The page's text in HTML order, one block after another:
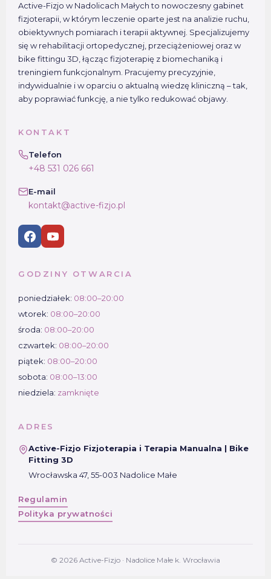
Active-Fizjo w Nadolicach Małych to nowoczesny gabinet
fizjoterapii, w którym leczenie oparte jest na analizie ruchu,
obiektywnych pomiarach i terapii aktywnej. Specjalizujemy
się w rehabilitacji ortopedycznej, przeciążeniowej oraz w
bike fittingu 3D, łącząc fizjoterapię z biomechaniką i
treningiem funkcjonalnym. Pracujemy precyzyjnie,
indywidualnie i w oparciu o aktualną wiedzę kliniczną – tak,
aby poprawiać funkcję, a nie tylko redukować objawy.
KONTAKT
Telefon
+48 531 026 661
E-mail
kontakt@active-fizjo.pl
GODZINY OTWARCIA
poniedziałek: 08:00–20:00
wtorek: 08:00–20:00
środa: 08:00–20:00
czwartek: 08:00–20:00
piątek: 08:00–20:00
sobota: 08:00–13:00
niedziela: zamknięte
ADRES
Active-Fizjo Fizjoterapia i Terapia Manualna | Bike
Fitting 3D
Wrocławska 47, 55-003 Nadolice Małe
Regulamin
Polityka prywatności
© 2026 Active-Fizjo · Nadolice Małe k. Wrocławia